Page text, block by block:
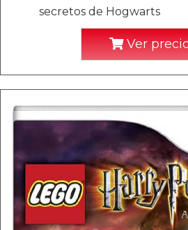
secretos de Hogwarts
Ver